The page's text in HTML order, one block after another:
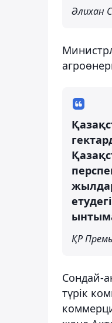
Әлихан
ҚР
Сондай-
түрік